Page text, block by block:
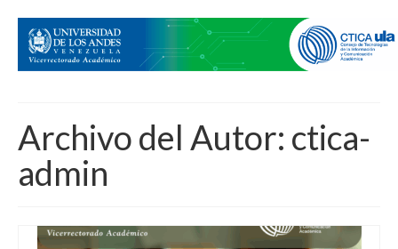
Archivo del Autor: ctica-
admin